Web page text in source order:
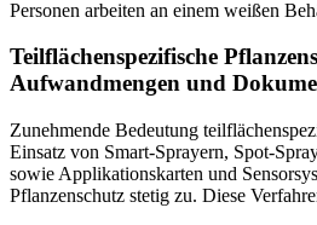
Teilflächenspezifische
Aufwandmengen und
Zunehmende Bedeutung
Einsatz von Smart-Sprayern, Spot-
sowie Applikationskarten und
Pflanzenschutz stetig zu. Diese